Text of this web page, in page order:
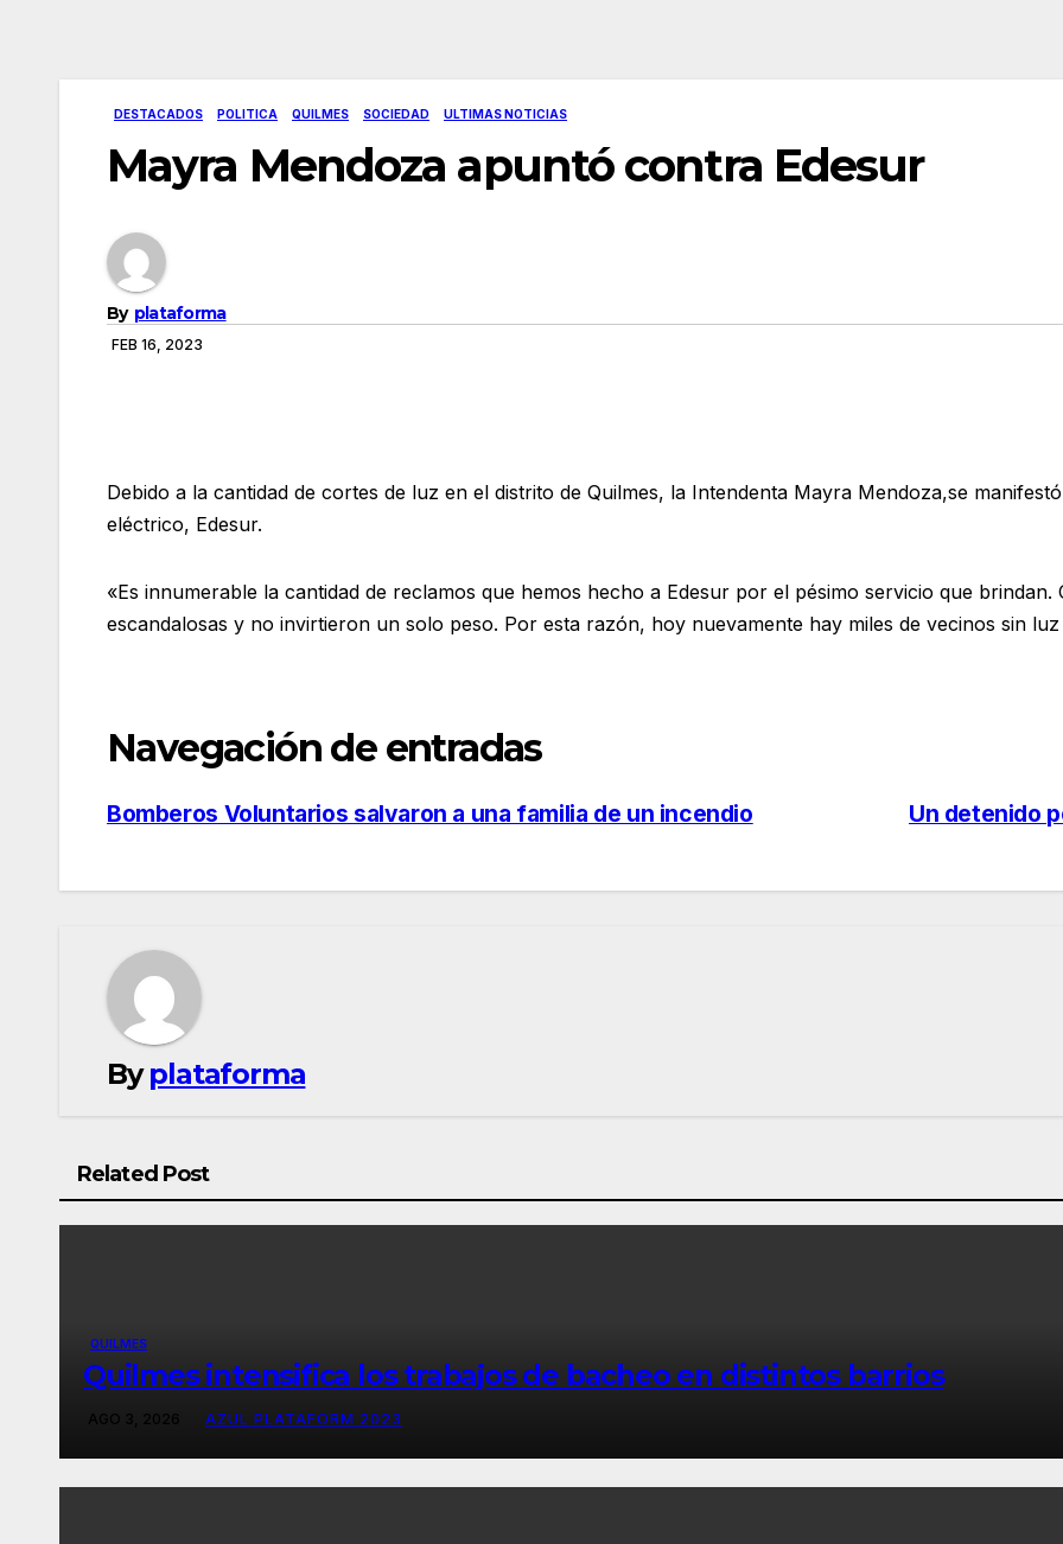
DESTACADOS POLITICA QUILMES SOCIEDAD ULTIMAS NOTICIAS
Mayra Mendoza apuntó contra Edesur
By plataforma
FEB 16, 2023
Debido a la cantidad de cortes de luz en el distrito de Quilmes, la Intendenta Mayra Mendoza,se
eléctrico, Edesur.
«Es innumerable la cantidad de reclamos que hemos hecho a Edesur por el pésimo servicio que
escandalosas y no invirtieron un solo peso. Por esta razón, hoy nuevamente hay miles de vecinos sin
Navegación de entradas
Un detenido
Bomberos Voluntarios salvaron a una familia de un incendio
Byplataforma
Related Post
QUILMES
Quilmes intensifica los trabajos de bacheo en distintos barrios
AGO 3, 2026 AZUL PLATAFORM 2023